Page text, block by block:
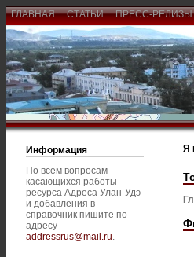
ГЛАВНАЯ СТАТЬИ ПРЕСС-
Информация
По всем вопросам
касающихся работы
ресурса Адреса Улан-Удэ
и добавления в
справочник пишите по
адресу
addressrus@mail.ru.
Я